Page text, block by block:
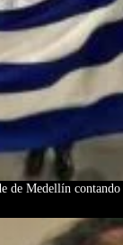
de Medellín